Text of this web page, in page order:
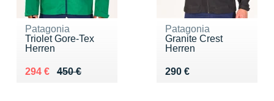
Patagonia
Triolet Gore-Tex
Herren
450 €
Au lieu de 450 €
294 €
Vendu 294 €
Patagonia
Granite Crest
Herren
290 €
Vendu 290 €